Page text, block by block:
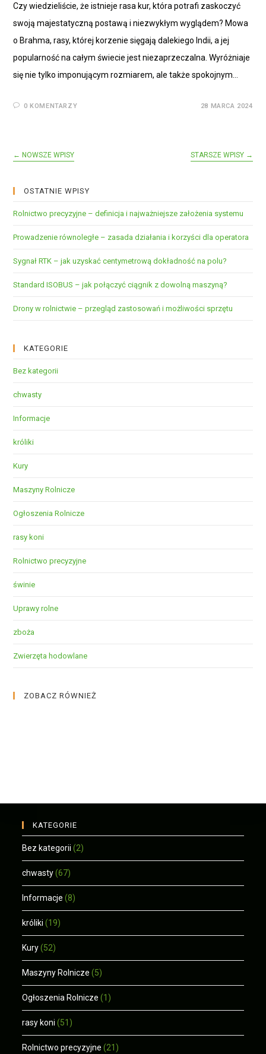
Czy wiedzieliście, że istnieje rasa kur, która potrafi zaskoczyć
swoją majestatyczną postawą i niezwykłym wyglądem? Mowa
o Brahma, rasy, której korzenie sięgają dalekiego Indii, a jej
popularność na całym świecie jest niezaprzeczalna. Wyróżniaje
się nie tylko imponującym rozmiarem, ale także spokojnym…
0 KOMENTARZY 28 MARCA 2024
← NOWSZE WPISY STARSZE WPISY →
OSTATNIE WPISY
Rolnictwo precyzyjne – definicja i najważniejsze założenia systemu
Prowadzenie równoległe – zasada działania i korzyści dla operatora
Sygnał RTK – jak uzyskać centymetrową dokładność na polu?
Standard ISOBUS – jak połączyć ciągnik z dowolną maszyną?
Drony w rolnictwie – przegląd zastosowań i możliwości sprzętu
KATEGORIE
Bez kategorii
chwasty
Informacje
króliki
Kury
Maszyny Rolnicze
Ogłoszenia Rolnicze
rasy koni
Rolnictwo precyzyjne
świnie
Uprawy rolne
zboża
Zwierzęta hodowlane
ZOBACZ RÓWNIEŻ
KATEGORIE
Bez kategorii (2)
chwasty (67)
Informacje (8)
króliki (19)
Kury (52)
Maszyny Rolnicze (5)
Ogłoszenia Rolnicze (1)
rasy koni (51)
Rolnictwo precyzyjne (21)